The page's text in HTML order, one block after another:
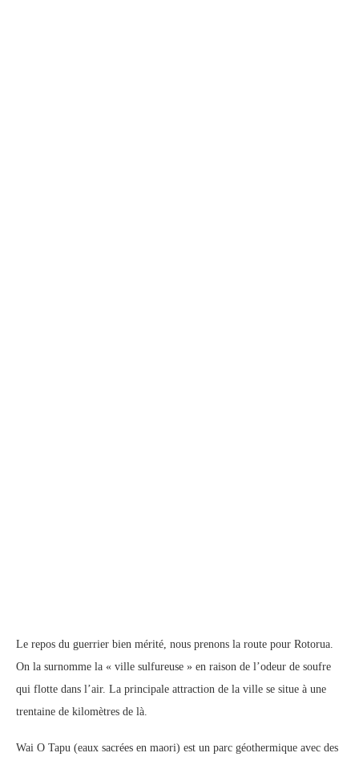
Le repos du guerrier bien mérité, nous prenons la route pour Rotorua.
On la surnomme la « ville sulfureuse » en raison de l’odeur de soufre
qui flotte dans l’air. La principale attraction de la ville se situe à une
trentaine de kilomètres de là.
Wai O Tapu (eaux sacrées en maori) est un parc géothermique avec des